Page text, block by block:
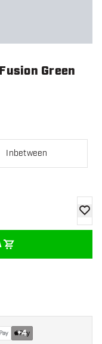
Green
Inbetween
+4